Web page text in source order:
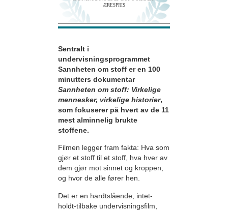
ÆRESPRIS
Sentralt i
undervisningsprogrammet
Sannheten om stoff er en 100
minutters dokumentar
Sannheten om stoff: Virkelige
mennesker, virkelige historier,
som fokuserer på hvert av de 11
mest alminnelig brukte
stoffene.
Filmen legger fram fakta: Hva som
gjør et stoff til et stoff, hva hver av
dem gjør mot sinnet og kroppen,
og hvor de alle fører hen.
Det er en hardtslående, intet-
holdt-tilbake undervisningsfilm,